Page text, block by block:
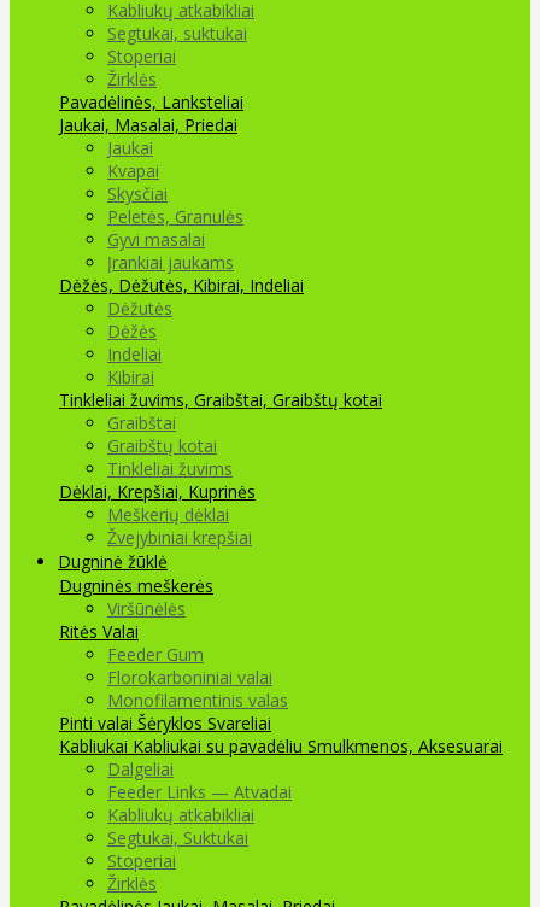
Kabliukų atkabikliai
Segtukai, suktukai
Stoperiai
Žirklės
Pavadėlinės, Lanksteliai
Jaukai, Masalai, Priedai
Jaukai
Kvapai
Skysčiai
Peletės, Granulės
Gyvi masalai
Įrankiai jaukams
Dėžės, Dėžutės, Kibirai, Indeliai
Dėžutės
Dėžės
Indeliai
Kibirai
Tinkleliai žuvims, Graibštai, Graibštų kotai
Graibštai
Graibštų kotai
Tinkleliai žuvims
Dėklai, Krepšiai, Kuprinės
Meškerių dėklai
Žvejybiniai krepšiai
Dugninė žūklė
Dugninės meškerės
Viršūnėlės
Ritės Valai
Feeder Gum
Florokarboniniai valai
Monofilamentinis valas
Pinti valai Šėryklos Svareliai
Kabliukai Kabliukai su pavadėliu Smulkmenos, Aksesuarai
Dalgeliai
Feeder Links — Atvadai
Kabliukų atkabikliai
Segtukai, Suktukai
Stoperiai
Žirklės